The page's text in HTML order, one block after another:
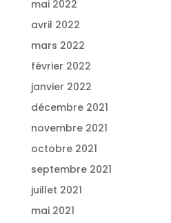
mai 2022
avril 2022
mars 2022
février 2022
janvier 2022
décembre 2021
novembre 2021
octobre 2021
septembre 2021
juillet 2021
mai 2021